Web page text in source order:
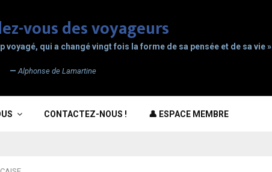
voyagé, qui a changé vingt fois la forme de sa pensée et de sa vie »
— Alphonse de Lamartine
CONTACTEZ-NOUS ! 👤 ESPACE MEMBRE